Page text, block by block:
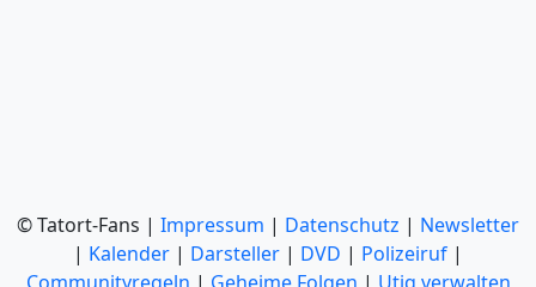
© Tatort-Fans | Impressum | Datenschutz | Newsletter
| Kalender | Darsteller | DVD | Polizeiruf |